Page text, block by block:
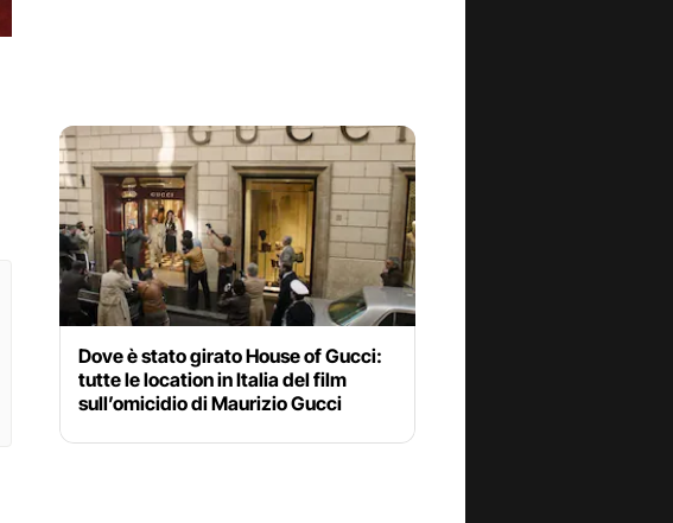
Dove è stato girato House of Gucci:
tutte le location in Italia del film
sull’omicidio di Maurizio Gucci